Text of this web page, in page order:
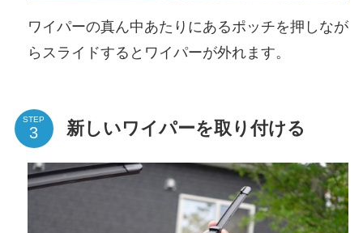
ワイパーの真ん中あたりにあるポッチを押しなが
らスライドするとワイパーが外れます。
STEP 新しいワイパーを取り付ける